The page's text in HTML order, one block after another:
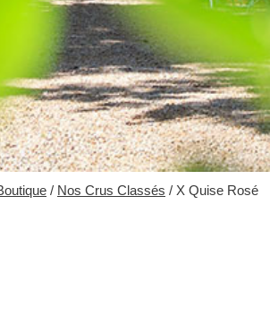
/ Nos Crus Classés / X Quise Rosé